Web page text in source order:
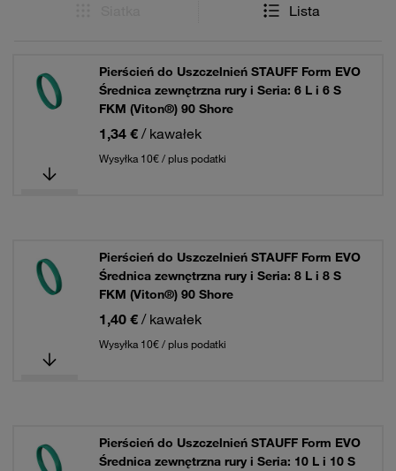
Lista
Pierścień do Uszczelnień STAUFF Form EVO
Średnica zewnętrzna rury i Seria: 6 L i 6 S
FKM (Viton®) 90 Shore
1,34 € / kawałek
Wysyłka 10€ / plus podatki
Pierścień do Uszczelnień STAUFF Form EVO
Średnica zewnętrzna rury i Seria: 8 L i 8 S
FKM (Viton®) 90 Shore
1,40 € / kawałek
Wysyłka 10€ / plus podatki
Pierścień do Uszczelnień STAUFF Form EVO
Średnica zewnętrzna rury i Seria: 10 L i 10 S